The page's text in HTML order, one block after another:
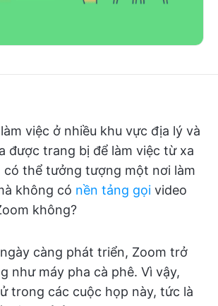
việc ở nhiều khu vực địa lý và
được trang bị để làm việc từ xa
có thể tưởng tượng một nơi làm
không có nền tảng gọi video
không?
càng phát triển, Zoom trở
như máy pha cà phê. Vì vậy,
trong các cuộc họp này, tức là